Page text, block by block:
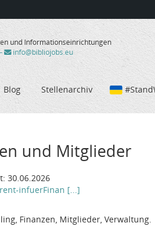
und Informationseinrichtungen
info@bibliojobs.eu
Blog Stellenarchiv
und Mitglieder
30.06.2026
infuerFinan [...]
Finanzen, Mitglieder, Verwaltung.